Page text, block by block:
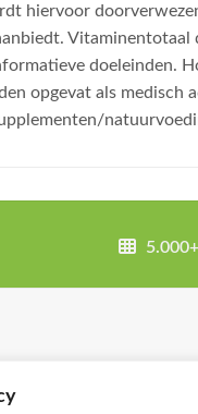
hiervoor
Vitaminentotaal
doeleinden.
opgevat als medisch